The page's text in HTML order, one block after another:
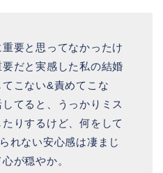
要と思ってなかったけ
だと実感した私の結婚
こない&責めてこな
てると、うっかりミス
りするけど、何をして
れない安心感は凄まじ
が穏やか。